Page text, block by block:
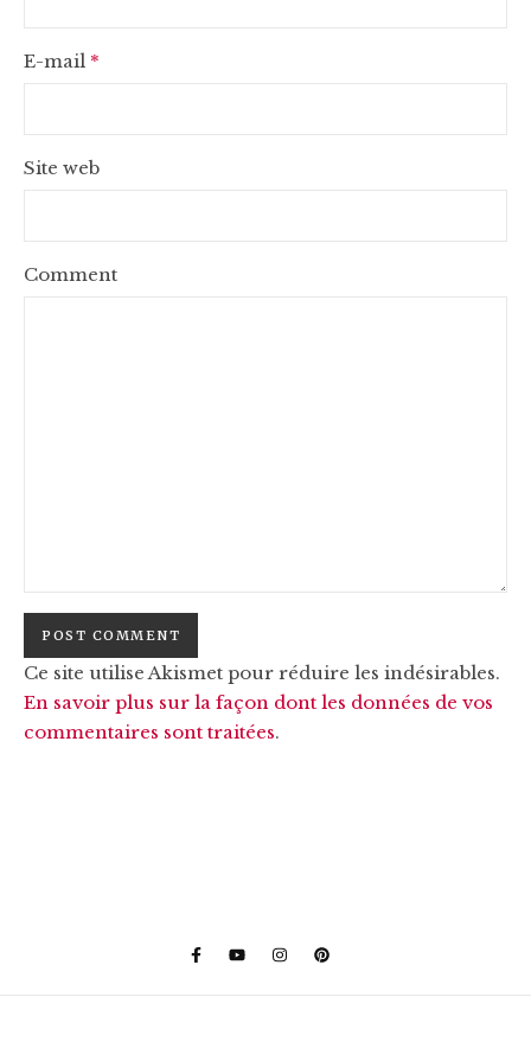
E-mail *
Site web
Comment
Ce site utilise Akismet pour réduire les indésirables.
En savoir plus sur la façon dont les données de vos
commentaires sont traitées.